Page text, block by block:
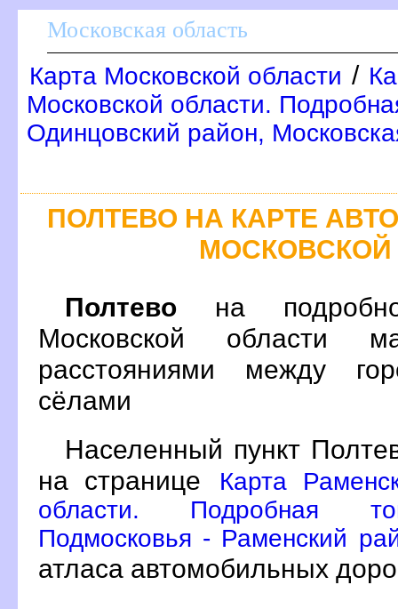
Московская область
Карта Московской области /
Московской области.
Одинцовский район,
ПОЛТЕВО НА КАРТЕ
МОСКОВСКОЙ
Полтево на
Московской области
расстояниями между
сёлами
Населенный пункт
на странице
Карта
области. Подробная
Подмосковья - Раменский
атласа автомобильных